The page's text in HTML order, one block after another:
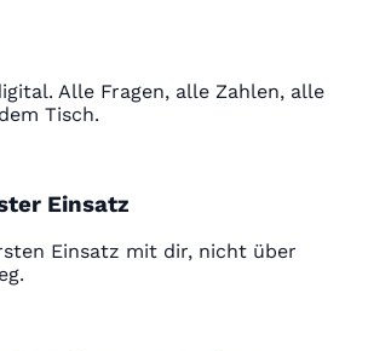
Alle Fragen, alle Zahlen, alle
Tisch.
Einsatz
Einsatz mit dir, nicht über